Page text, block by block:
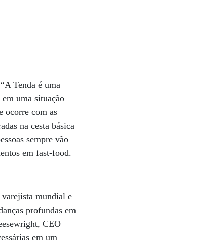
Tenda é uma
uma situação
ocorre com as
na cesta básica
sempre vão
em fast-food.
varejista mundial e
profundas em
CEO
em um